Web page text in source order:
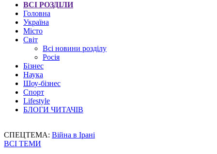
ВСІ РОЗДІЛИ
Головна
Україна
Місто
Світ
Всі новини розділу
Росія
Бізнес
Наука
Шоу-бізнес
Спорт
Lifestyle
БЛОГИ ЧИТАЧІВ
СПЕЦТЕМА: Війна в Ірані
ВСІ ТЕМИ